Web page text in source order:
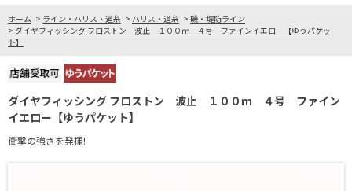
ホーム > ライン・ハリス・道糸 > ハリス・道糸 > 磯・堤防ライン
> ダイヤフィッシング フロストン 波止 １００ｍ ４号 ファインイエロー【ゆうパケッ
ト】
ダイヤフィッシング フロストン 波止 １００ｍ ４号 ファイン
イエロー【ゆうパケット】
衝撃の強さを発揮!